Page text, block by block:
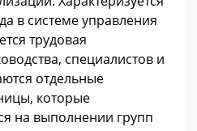
в системе управления
трудовая
специалистов и
отдельные
которые
на выполнении групп